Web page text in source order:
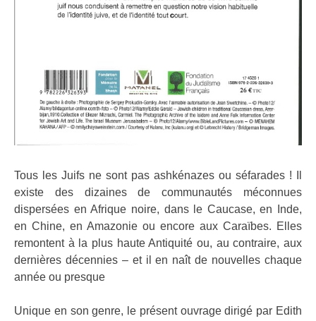
Tous les Juifs ne sont pas ashkénazes ou séfarades ! Il
existe des dizaines de communautés méconnues
dispersées en Afrique noire, dans le Caucase, en Inde,
en Chine, en Amazonie ou encore aux Caraïbes. Elles
remontent à la plus haute Antiquité ou, au contraire, aux
dernières décennies – et il en naît de nouvelles chaque
année ou presque
Unique en son genre, le présent ouvrage dirigé par Edith